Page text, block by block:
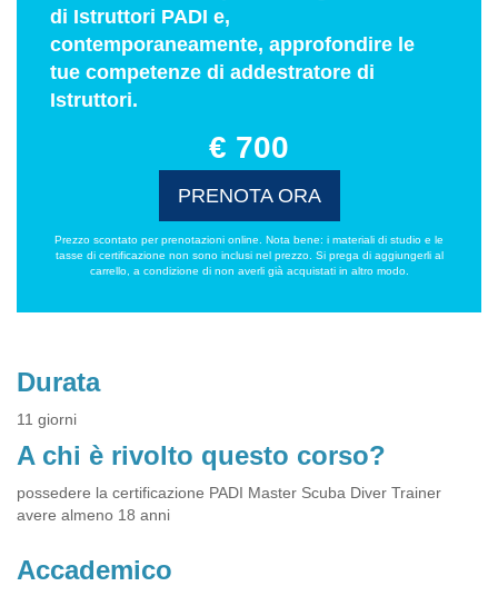
di Istruttori PADI e,
contemporaneamente, approfondire le
tue competenze di addestratore di
Istruttori.
€ 700
PRENOTA ORA
Prezzo scontato per prenotazioni online. Nota bene: i materiali di studio e le
tasse di certificazione non sono inclusi nel prezzo. Si prega di aggiungerli al
carrello, a condizione di non averli già acquistati in altro modo.
Durata
11 giorni
A chi è rivolto questo corso?
possedere la certificazione PADI Master Scuba Diver Trainer
avere almeno 18 anni
Accademico